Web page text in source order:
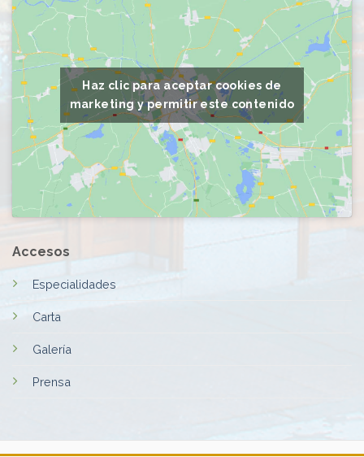
Haz clic para aceptar cookies de
marketing y permitir este contenido
Accesos
Especialidades
Carta
Galería
Prensa